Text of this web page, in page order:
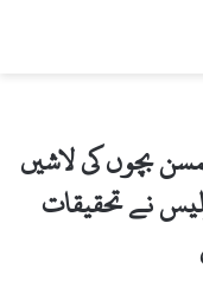
بچوں کی لاشیں
نے تحقیقات